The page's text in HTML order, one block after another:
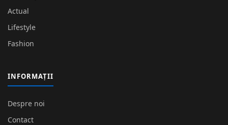
Actual
Lifestyle
Fashion
INFORMAȚII
Despre noi
Contact